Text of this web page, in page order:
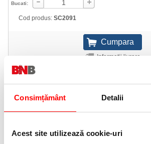
Consimțământ Detalii
Acest site utilizează cookie-uri
Bucati:
Cod produs: SC2091
Informatii livrare
Adauga in wishlist
rotund cu breloc-ursuleț, compartiment